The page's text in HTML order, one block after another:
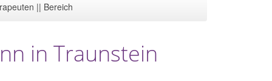
|| Bereich
in Traunstein